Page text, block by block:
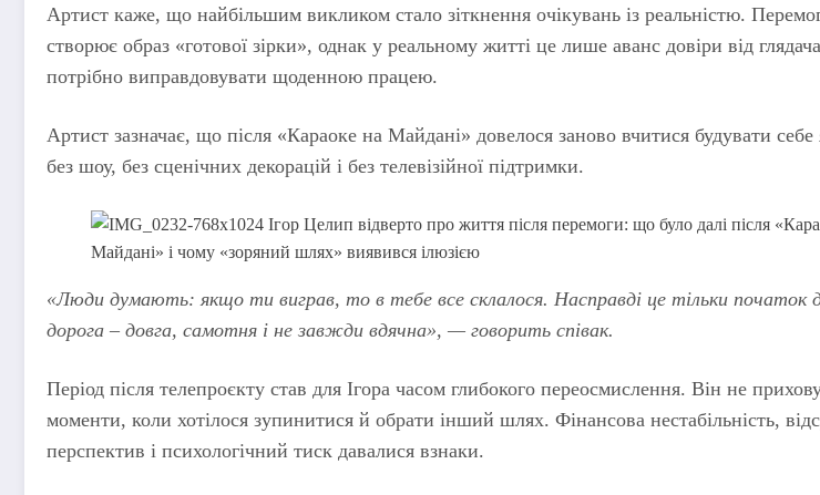
Артист каже, що найбільшим викликом стало зіткнення очікувань із реальністю.
створює образ «готової зірки», однак у реальному житті це лише аванс довіри від
потрібно виправдовувати щоденною працею.
Артист зазначає, що після «Караоке на Майдані» довелося заново вчитися будувати себе
без шоу, без сценічних декорацій і без телевізійної підтримки.
«Люди думають: якщо ти виграв, то в тебе все склалося. Насправді це тільки початок
дорога – довга, самотня і не завжди вдячна», — говорить співак.
Період після телепроєкту став для Ігора часом глибокого переосмислення. Він не
моменти, коли хотілося зупинитися й обрати інший шлях. Фінансова нестабільність,
перспектив і психологічний тиск давалися взнаки.